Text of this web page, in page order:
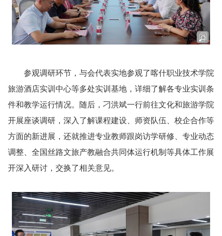
参观调研环节，与会代表实地参观了喀什职业技术学院
旅游酒店实训中心等多处实训基地，详细了解各专业实训条
件和教学运行情况。随后，刁洪斌一行前往文化和旅游学院
开展座谈调研，深入了解课程建设、师资队伍、校企合作等
方面的新进展，还就推进专业教师跟岗访学研修、专业动态
调整、全国丝路文旅产教融合共同体运行机制等具体工作展
开深入研讨，交换了相关意见。